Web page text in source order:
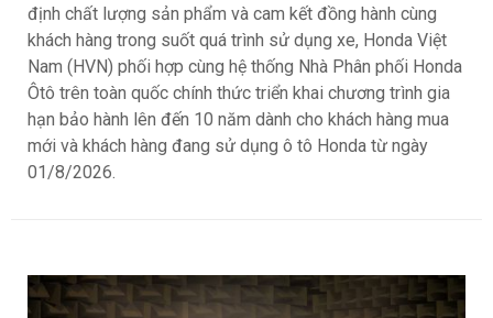
định chất lượng sản phẩm và cam kết đồng hành cùng
khách hàng trong suốt quá trình sử dụng xe, Honda Việt
Nam (HVN) phối hợp cùng hệ thống Nhà Phân phối Honda
Ôtô trên toàn quốc chính thức triển khai chương trình gia
hạn bảo hành lên đến 10 năm dành cho khách hàng mua
mới và khách hàng đang sử dụng ô tô Honda từ ngày
01/8/2026.